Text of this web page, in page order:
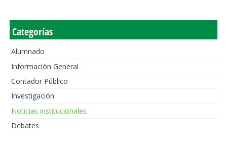
Categorías
Alumnado
Información General
Contador Público
Investigación
Noticias institucionales
Debates